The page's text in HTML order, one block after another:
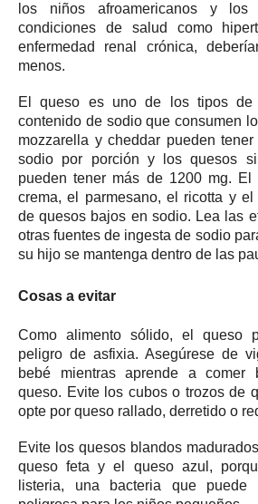
los niños afroamericanos y
condiciones de salud como
enfermedad renal crónica,
menos.
El queso es uno de los tipos de
contenido de sodio que consumen
mozzarella y cheddar pueden
sodio por porción y los quesos
pueden tener más de 1200 mg. El
crema, el parmesano, el ricotta y
de quesos bajos en sodio. Lea las
otras fuentes de ingesta de sodio
su hijo se mantenga dentro de las
Cosas a evitar
Como alimento sólido, el queso
peligro de asfixia.Asegúrese de
bebé mientras aprende a comer
queso. Evite los cubos o trozos de
opte por queso rallado, derretido o
Evite los quesos blandos
queso feta y el queso azul,
listeria, una bacteria que puede